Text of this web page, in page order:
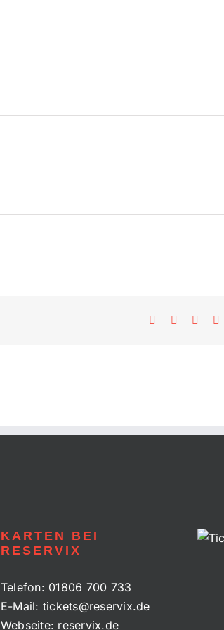
Facebook Reddit
KARTEN BEI
RESERVIX
Telefon: 01806 700 733
E-Mail: tickets@reservix.de
Webseite: reservix.de